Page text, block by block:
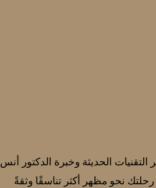
التقنيات الحديثة وخبرة الدكتور أنس
نحو مظهر أكثر تناسقًا وثقةً